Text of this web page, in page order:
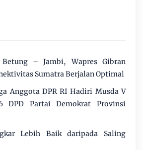
– Jambi, Wapres Gibran
Sumatra Berjalan Optimal
Anggota DPR RI Hadiri Musda V
DPD Partai Demokrat Provinsi
Lebih Baik daripada Saling